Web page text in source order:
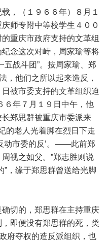
（１９６６年）８月１
师专附中等校学生４００
重庆市政府支持的文革组
念这次对峙，周家瑜等将
五战斗团”。按周家瑜、郑
，他们之所以起来造反，
被市委支持的文革组织迫
年７月１９日中午，他
长郑思群被重庆市委派来
的老人光着脚在烈日下走
动市委的反’。——此前郑
视之如父。”郑志胜则说
”，缘于郑思群曾送给光脚
切的，郑思群在主持重庆
即便没有郑思群的死，类
府夺权的造反派组织，也